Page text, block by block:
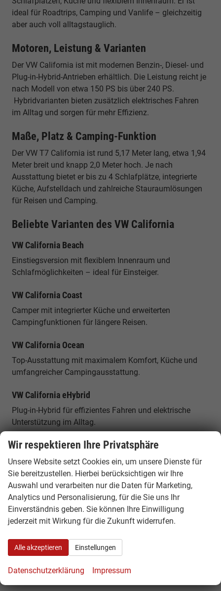
ideal für Roadtrips, Camping und Vanlife – gleichzeitig
aber auch voll alltagstauglich.
Motoren, Leistung & Varianten
Der VW California ist mit modernen Benzin-, Diesel- und
Plug-in-Hybrid-Antrieben erhältlich. Die Leistung reicht je
nach Modell von etwa 150 PS bis über 240 PS.
Hybridvarianten bieten zusätzlich elektrisches Fahren
im Alltag und sorgen für mehr Effizienz.
Maße, Platz & Camping-Funktion
Der VW T7 California ist rund 5,17 Meter lang, etwa 1,94
Meter breit und knapp 2,0 Meter hoch. Je nach
Ausstattung bietet er bis zu 4 Schlafplätze, integrierte
Küche, Aufstelldach und zahlreiche Stauraumlösungen
für Reisen und Camping.
Beliebte Varianten des VW California
VW California Beach
Einstiegsversion mit flexiblem Innenraum und
Schlafmöglichkeiten – ideal für Einsteiger.
VW California Coast
Camper mit integrierter Küche und erweiterten
Campingfunktionen für längere Reisen.
VW California Ocean
Top-Ausstattung mit maximalem Komfort, Küche und
umfangreicher Campingausstattung.
VW California eHybrid
Plug-in-Hybrid für effizientes Fahren und elektrische
Unterstützung im Alltag.
Alltag & Vanlife
Der VW California ist sowohl Camper als auch
Alltagsfahrzeug. Er eignet sich für Pendler, Familien und
Reisende gleichermaßen und ermöglicht spontane Trips
ohne zusätzliche Planung.
Komfort, Technik & Ausstattung
Der California bietet modernes Infotainment, digitales
Cockpit und zahlreiche Assistenzsysteme. Gleichzeitig
Küche, Kühlschrank und Schlafsystem.
Wir respektieren Ihre Privatsphäre
Unsere Website setzt Cookies ein, um unsere Dienste für
Sie bereitzustellen. Hierbei berücksichtigen wir Ihre
Auswahl und verarbeiten nur die Daten für Marketing,
Analytics und Personalisierung, für die Sie uns Ihr
Einverständnis geben. Sie können Ihre Einwilligung
jederzeit mit Wirkung für die Zukunft widerrufen.
Alle akzeptieren Einstellungen
Datenschutzerklärung Impressum